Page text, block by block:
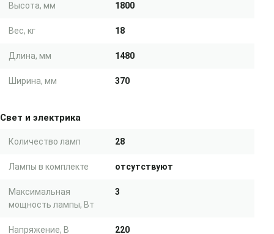
Высота, мм 1800
Вес, кг 18
Длина, мм 1480
Ширина, мм 370
Свет и электрика
Количество ламп 28
Лампы в комплекте отсутствуют
Максимальная
мощность лампы, Вт
3
Напряжение, В 220